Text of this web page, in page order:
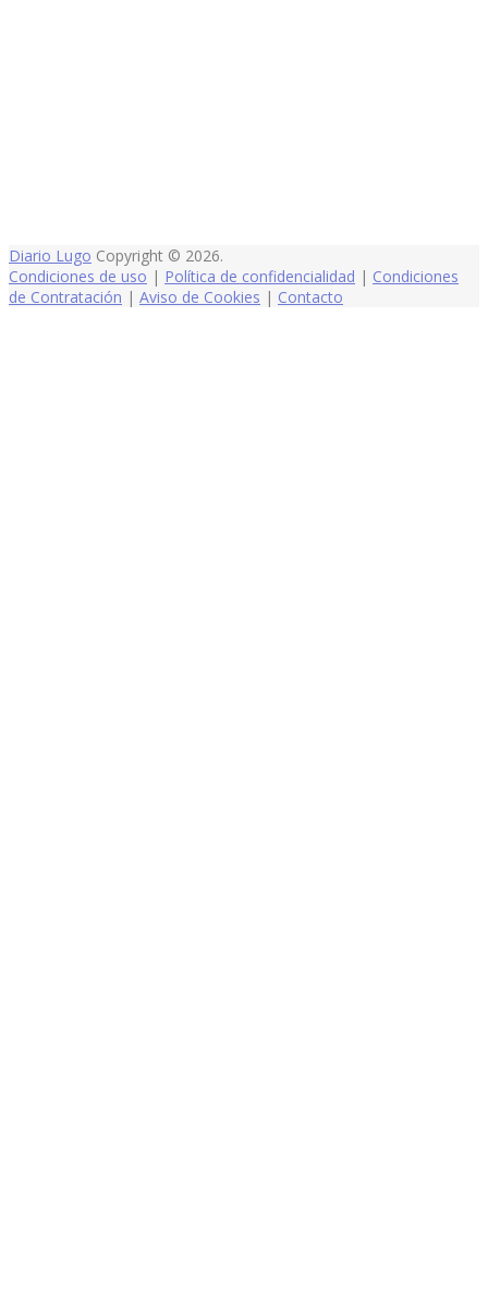
Diario Lugo Copyright © 2026.
Condiciones de uso | Política de confidencialidad | Condiciones
de Contratación | Aviso de Cookies | Contacto